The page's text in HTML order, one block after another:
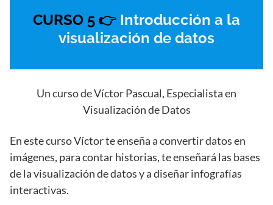
CURSO 5 👉 Introducción a la
visualización de datos
Un curso de Víctor Pascual, Especialista en
Visualización de Datos
En este curso Víctor te enseña a convertir datos en
imágenes, para contar historias, te enseñará las bases
de la visualización de datos y a diseñar infografías
interactivas.